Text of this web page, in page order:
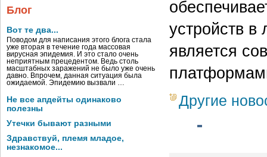
Блог
Вот те два...
Поводом для написания этого блога стала
уже вторая в течение года массовая
вирусная эпидемия. И это стало очень
неприятным прецедентом. Ведь столь
масштабных заражений не было уже очень
давно. Впрочем, данная ситуация была
ожидаемой. Эпидемию вызвали …
Не все апдейты одинаково
полезны
Утечки бывают разными
Здравствуй, племя младое,
незнакомое...
устройств в
является
Другие